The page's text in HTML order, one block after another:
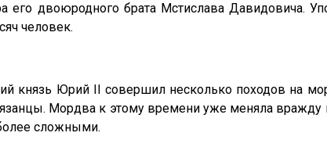
его двоюродного брата Мстислава Давидовича.
человек.
князь Юрий II совершил несколько походов на
Мордва к этому времени уже меняла
сложными.